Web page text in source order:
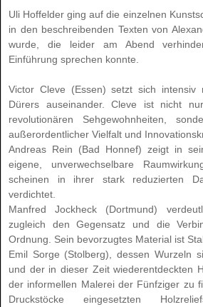
Uli Hoffelder ging auf die einzelnen
in den beschreibenden Texten von
wurde, die leider am Abend
Einführung sprechen konnte.
Victor Cleve
(Essen) setzt sich intensiv
Dürers auseinander. Cleve ist nicht
revolutionären Sehgewohnheiten,
außerordentlicher Vielfalt und
Andreas Rein (Bad Honnef) zeigt in
eigene, unverwechselbare
scheinen in ihrer stark reduzierten
verdichtet.
Manfred Jockheck (Dortmund)
zugleich den Gegensatz und die
Ordnung. Sein bevorzugtes Material ist
Emil Sorge (Stolberg), dessen Wurzeln
und der in dieser Zeit wiederentdeckten
der informellen Malerei der Fünfziger zu
Druckstöcke eingesetzten